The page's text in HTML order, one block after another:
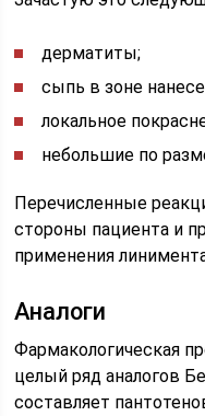
дерматиты;
сыпь в зоне
локальное
небольшие по
Перечисленные
стороны пациента и
применения
Аналоги
Фармакологическая
целый ряд аналогов
составляет